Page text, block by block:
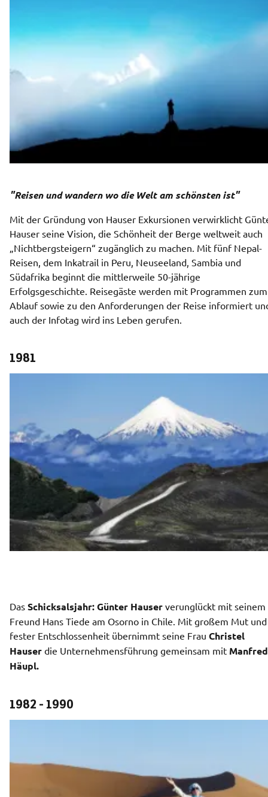
"Reisen und wandern wo die Welt am schönsten ist"
Mit der Gründung von Hauser Exkursionen verwirklicht
Hauser seine Vision, die Schönheit der Berge weltweit auch
„Nichtbergsteigern“ zugänglich zu machen. Mit fünf Nepal-
Reisen, dem Inkatrail in Peru, Neuseeland, Sambia und
Südafrika beginnt die mittlerweile 50-jährige
Erfolgsgeschichte. Reisegäste werden mit Programmen zum
Ablauf sowie zu den Anforderungen der Reise informiert
auch der Infotag wird ins Leben gerufen.
1981
Das Schicksalsjahr: Günter Hauser verunglückt mit seinem
Freund Hans Tiede am Osorno in Chile. Mit großem Mut und
fester Entschlossenheit übernimmt seine Frau Christel
Hauser die Unternehmensführung gemeinsam mit Manfred
Häupl.
1982 - 1990